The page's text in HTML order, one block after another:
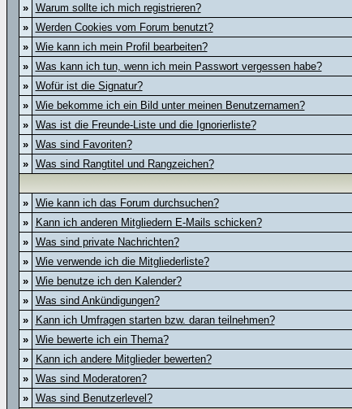
»
Warum sollte ich mich registrieren?
»
Werden Cookies vom Forum benutzt?
»
Wie kann ich mein Profil bearbeiten?
»
Was kann ich tun, wenn ich mein Passwort vergessen habe?
»
Wofür ist die Signatur?
»
Wie bekomme ich ein Bild unter meinen Benutzernamen?
»
Was ist die Freunde-Liste und die Ignorierliste?
»
Was sind Favoriten?
»
Was sind Rangtitel und Rangzeichen?
»
Wie kann ich das Forum durchsuchen?
»
Kann ich anderen Mitgliedern E-Mails schicken?
»
Was sind private Nachrichten?
»
Wie verwende ich die Mitgliederliste?
»
Wie benutze ich den Kalender?
»
Was sind Ankündigungen?
»
Kann ich Umfragen starten bzw. daran teilnehmen?
»
Wie bewerte ich ein Thema?
»
Kann ich andere Mitglieder bewerten?
»
Was sind Moderatoren?
»
Was sind Benutzerlevel?